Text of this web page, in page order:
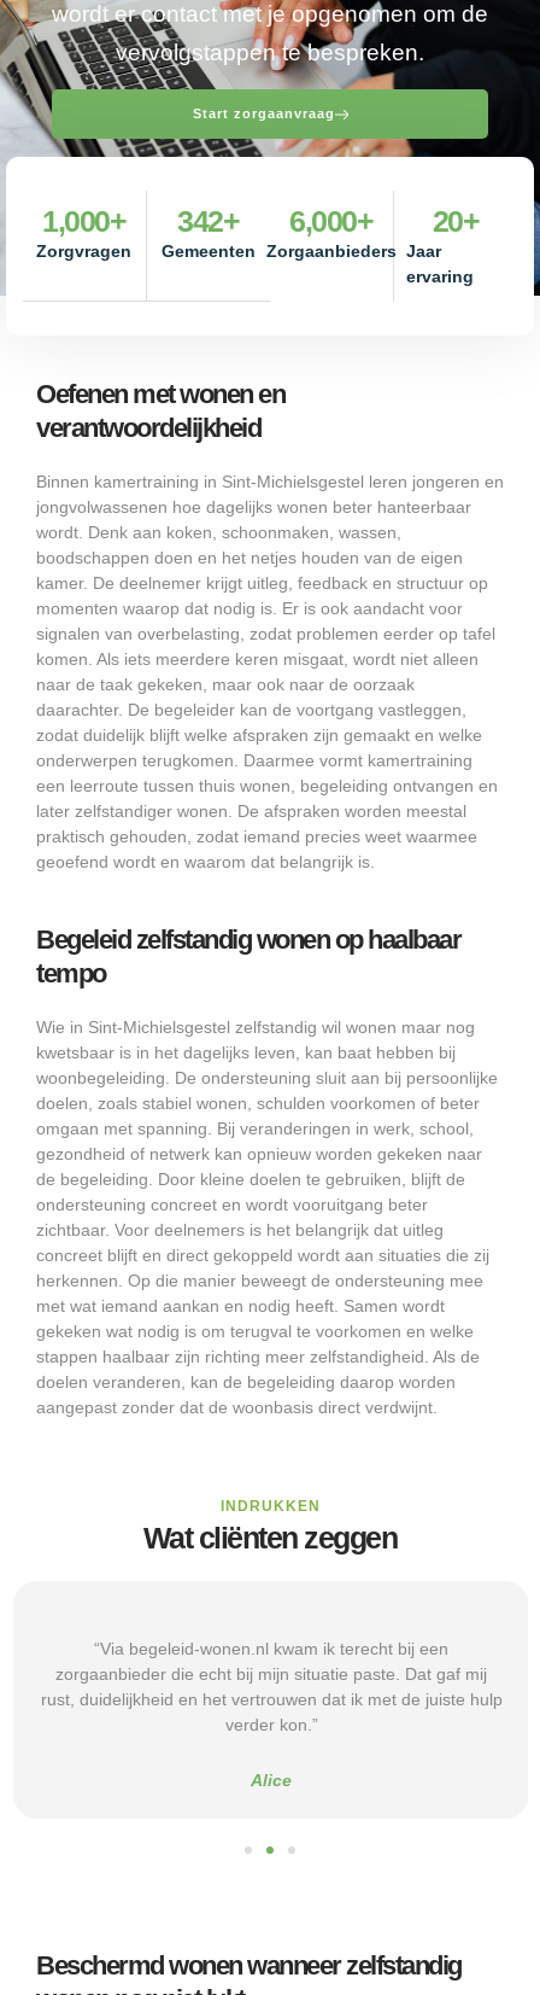
wordt er contact met je opgenomen om de
vervolgstappen te bespreken.
Start zorgaanvraag
Zorgvragen
1,000+
Gemeenten
342+
Zorgaanbieders
6,000+
Jaar
ervaring
20+
Oefenen met wonen en
verantwoordelijkheid
Binnen kamertraining in Sint-Michielsgestel leren jongeren en
jongvolwassenen hoe dagelijks wonen beter hanteerbaar
wordt. Denk aan koken, schoonmaken, wassen,
boodschappen doen en het netjes houden van de eigen
kamer. De deelnemer krijgt uitleg, feedback en structuur op
momenten waarop dat nodig is. Er is ook aandacht voor
signalen van overbelasting, zodat problemen eerder op tafel
komen. Als iets meerdere keren misgaat, wordt niet alleen
naar de taak gekeken, maar ook naar de oorzaak
daarachter. De begeleider kan de voortgang vastleggen,
zodat duidelijk blijft welke afspraken zijn gemaakt en welke
onderwerpen terugkomen. Daarmee vormt kamertraining
een leerroute tussen thuis wonen, begeleiding ontvangen en
later zelfstandiger wonen. De afspraken worden meestal
praktisch gehouden, zodat iemand precies weet waarmee
geoefend wordt en waarom dat belangrijk is.
Begeleid zelfstandig wonen op haalbaar
tempo
Wie in Sint-Michielsgestel zelfstandig wil wonen maar nog
kwetsbaar is in het dagelijks leven, kan baat hebben bij
woonbegeleiding. De ondersteuning sluit aan bij persoonlijke
doelen, zoals stabiel wonen, schulden voorkomen of beter
omgaan met spanning. Bij veranderingen in werk, school,
gezondheid of netwerk kan opnieuw worden gekeken naar
de begeleiding. Door kleine doelen te gebruiken, blijft de
ondersteuning concreet en wordt vooruitgang beter
zichtbaar. Voor deelnemers is het belangrijk dat uitleg
concreet blijft en direct gekoppeld wordt aan situaties die zij
herkennen. Op die manier beweegt de ondersteuning mee
met wat iemand aankan en nodig heeft. Samen wordt
gekeken wat nodig is om terugval te voorkomen en welke
stappen haalbaar zijn richting meer zelfstandigheid. Als de
doelen veranderen, kan de begeleiding daarop worden
aangepast zonder dat de woonbasis direct verdwijnt.
INDRUKKEN
Wat cliënten zeggen
“Via begeleid-wonen.nl kwam ik terecht bij een
zorgaanbieder die echt bij mijn situatie paste. Dat gaf mij
rust, duidelijkheid en het vertrouwen dat ik met de juiste hulp
verder kon.”
Alice
Beschermd wonen wanneer zelfstandig